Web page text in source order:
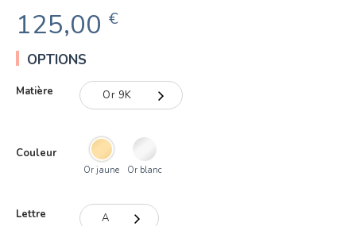
125,00 €
OPTIONS
Matière Or 9K
Or 18K
Couleur
Or jaune Or blanc
Lettre A